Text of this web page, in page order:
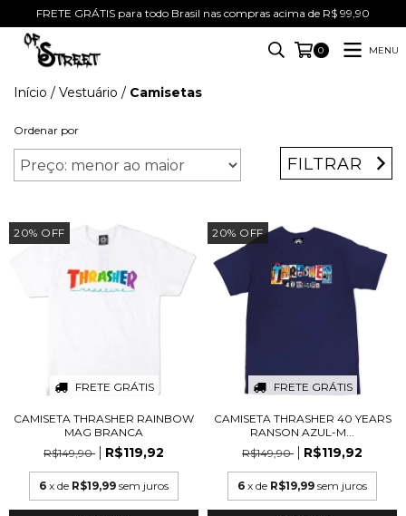
FRETE GRÁTIS para todo Brasil nas compras acima de R$ 99,90
0 MENU
Início / Vestuário / Camisetas
Ordenar por
FILTRAR
20% OFF
FRETE GRÁTIS
CAMISETA THRASHER RAINBOW
MAG BRANCA
R$149,90
R$119,92
6 x de R$19,99 sem juros
20% OFF
FRETE GRÁTIS
CAMISETA THRASHER 40 YEARS
RANSON AZUL-M...
R$149,90
R$119,92
6 x de R$19,99 sem juros